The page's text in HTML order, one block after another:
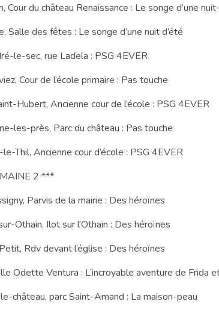
du château Renaissance : Le songe d’une nuit
des fêtes : Le songe d’une nuit d’été
le-sec, rue Ladela : PSG 4EVER
Cour de l’école primaire : Pas touche
Hubert, Ancienne cour de l’école : PSG 4EVER
les-près, Parc du château : Pas touche
Thil, Ancienne cour d’école : PSG 4EVER
2 ***
Parvis de la mairie : Des héroïnes
Othain, Ilot sur l’Othain : Des héroïnes
Rdv devant l’église : Des héroïnes
Odette Ventura : L’incroyable aventure de Frida
château, parc Saint-Amand : La maison-peau